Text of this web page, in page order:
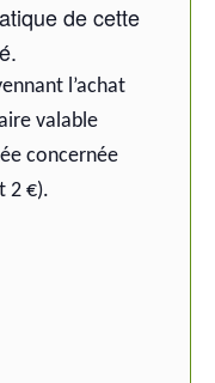
de cette
l’achat
valable
concernée
2 €).